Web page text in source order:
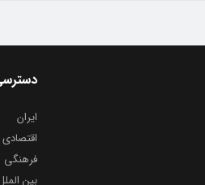
ایران
اقتصادی
فرهنگی
بین